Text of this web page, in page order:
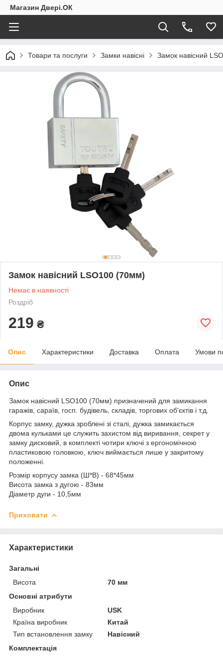
Магазин Двері.ОК
Товари та послуги Замки навісні Замок навісний
Замок навісний LSO100 (70мм)
Немає в наявності
Роздріб
219 ₴
Опис Характеристики Доставка Оплата Умови
Опис
Замок навісний LSO100 (70мм) призначений для замикання
гаражів, сараїв, госп. будівель, складів, торгових об'єктів і т.д.
Корпус замку, дужка зроблені зі сталі, дужка замикається
двома кульками це служить захистом від виривання, секрет у
замку дисковий, в комплекті чотири ключі з ергономічною
пластиковою головкою, ключ виймається лише у закритому
положенні.
Розмір корпусу замка (Ш*В) - 68*45мм
Висота замка з дугою - 83мм
Діаметр дуги - 10,5мм
Приховати
Характеристики
Загальні
Висота
70 мм
Основні атрибути
Виробник
USK
Країна виробник
Китай
Тип встановлення замку
Навісний
Комплектація